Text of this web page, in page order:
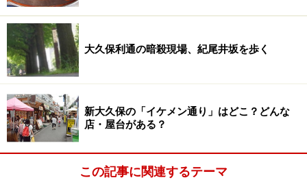
大久保利通の暗殺現場、紀尾井坂を歩く
新大久保の「イケメン通り」はどこ？どんな
店・屋台がある？
この記事に関連するテーマ